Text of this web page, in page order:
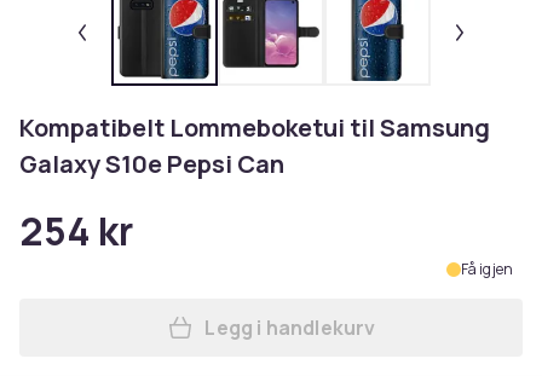
Kompatibelt Lommeboketui til Samsung
Galaxy S10e Pepsi Can
254 kr
Få igjen
Legg Kompatibelt
Legg i handlekurv